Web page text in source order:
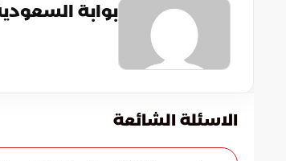
بوابة
الاسئلة الشائعة